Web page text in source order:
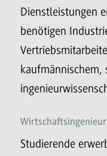
Dienstleistungen
benötigen
kaufmännischem,
Studierende